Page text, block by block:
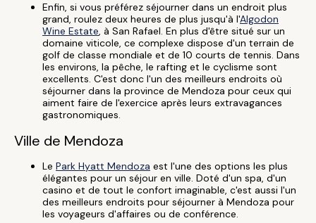
Enfin, si vous préférez séjourner dans un endroit plus
grand, roulez deux heures de plus jusqu'à l'Algodon
Wine Estate, à San Rafael. En plus d'être situé sur un
domaine viticole, ce complexe dispose d'un terrain de
golf de classe mondiale et de 10 courts de tennis. Dans
les environs, la pêche, le rafting et le cyclisme sont
excellents. C'est donc l'un des meilleurs endroits où
séjourner dans la province de Mendoza pour ceux qui
aiment faire de l'exercice après leurs extravagances
gastronomiques.
Ville de Mendoza
Le Park Hyatt Mendoza est l'une des options les plus
élégantes pour un séjour en ville. Doté d'un spa, d'un
casino et de tout le confort imaginable, c'est aussi l'un
des meilleurs endroits pour séjourner à Mendoza pour
les voyageurs d'affaires ou de conférence.